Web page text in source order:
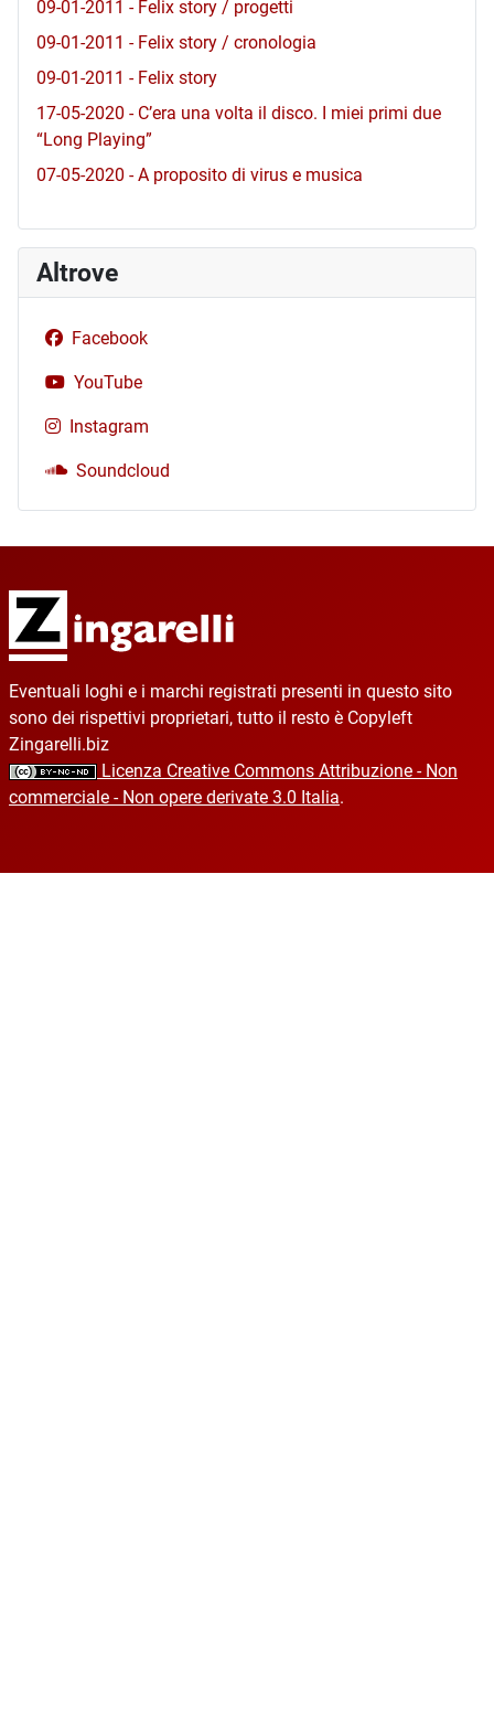
09-01-2011 - Felix story / progetti
09-01-2011 - Felix story / cronologia
09-01-2011 - Felix story
17-05-2020 - C’era una volta il disco. I miei primi due
“Long Playing”
07-05-2020 - A proposito di virus e musica
Altrove
Facebook
YouTube
Instagram
Soundcloud
Eventuali loghi e i marchi registrati presenti in questo sito
sono dei rispettivi proprietari, tutto il resto è Copyleft
Zingarelli.biz
Licenza Creative Commons Attribuzione - Non
commerciale - Non opere derivate 3.0 Italia.